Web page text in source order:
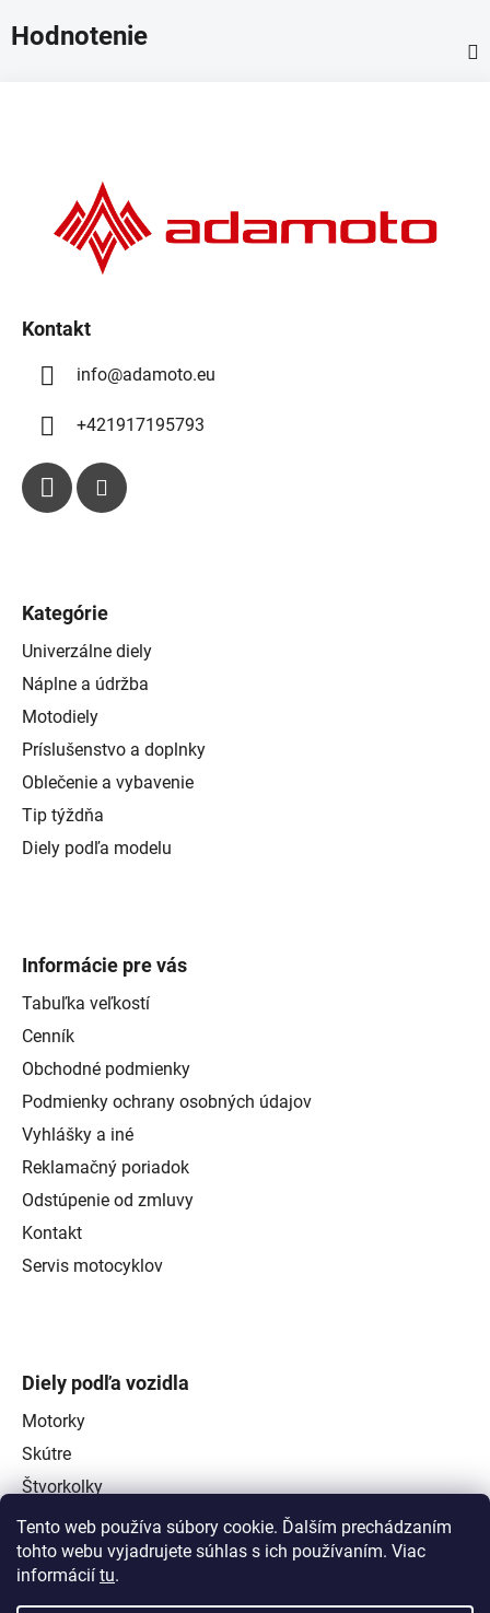
Tento web používa súbory cookie. Ďalším prechádzaním
tohto webu vyjadrujete súhlas s ich používaním. Viac
informácií tu.
Hodnotenie
Kontakt
info@adamoto.eu
+421917195793
Kategórie
Univerzálne diely
Náplne a údržba
Motodiely
Príslušenstvo a doplnky
Oblečenie a vybavenie
Tip týždňa
Diely podľa modelu
Informácie pre vás
Tabuľka veľkostí
Cenník
Obchodné podmienky
Podmienky ochrany osobných údajov
Vyhlášky a iné
Reklamačný poriadok
Odstúpenie od zmluvy
Kontakt
Servis motocyklov
Diely podľa vozidla
Motorky
Skútre
Štvorkolky